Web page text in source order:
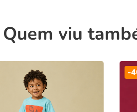
e toque suave.
confortável e estiloso, pronto para
Quem viu
-